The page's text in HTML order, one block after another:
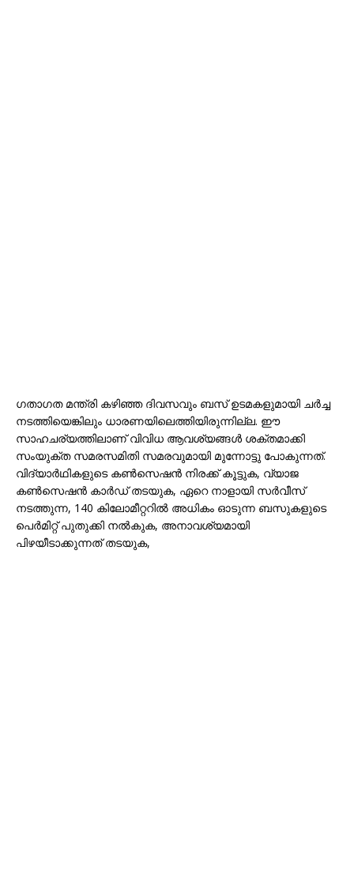
ഗതാഗത മന്ത്രി കഴിഞ്ഞ ദിവസവും ബസ് ഉടമകളുമായി ചര്‍ച്ച
നടത്തിയെങ്കിലും ധാരണയിലെത്തിയിരുന്നില്ല. ഈ
സാഹചര്യത്തിലാണ് വിവിധ ആവശ്യങ്ങള്‍ ശക്തമാക്കി
സംയുക്ത സമരസമിതി സമരവുമായി മുന്നോട്ടു പോകുന്നത്.
വിദ്യാര്‍ഥികളുടെ കണ്‍സെഷന്‍ നിരക്ക് കൂട്ടുക, വ്യാജ
കണ്‍സെഷന്‍ കാര്‍ഡ് തടയുക, ഏറെ നാളായി സര്‍വീസ്
നടത്തുന്ന, 140 കിലോമീറ്ററില്‍ അധികം ഓടുന്ന ബസുകളുടെ
പെര്‍മിറ്റ് പുതുക്കി നല്‍കുക, അനാവശ്യമായി
പിഴയീടാക്കുന്നത് തടയുക,